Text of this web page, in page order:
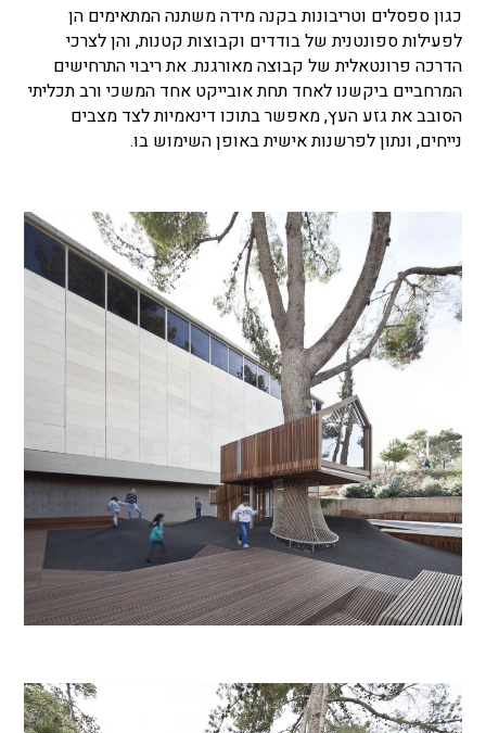
כגון ספסלים וטריבונות בקנה מידה משתנה המתאימים הן
לפעילות ספונטנית של בודדים וקבוצות קטנות, והן לצרכי
הדרכה פרונטאלית של קבוצה מאורגנת. את ריבוי התרחישים
המרחביים ביקשנו לאחד תחת אובייקט אחד המשכי ורב תכליתי
הסובב את גזע העץ, מאפשר בתוכו דינאמיות לצד מצבים
נייחים, ונתון לפרשנות אישית באופן השימוש בו.